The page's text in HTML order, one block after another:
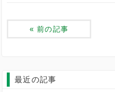
« 前の記事
最近の記事